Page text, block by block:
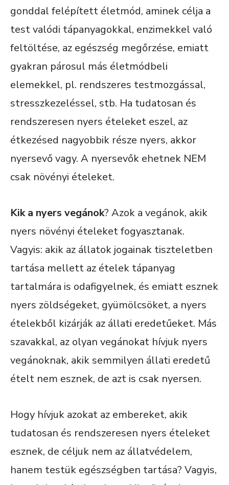
gonddal felépített életmód, aminek célja a
test valódi tápanyagokkal, enzimekkel való
feltöltése, az egészség megőrzése, emiatt
gyakran párosul más életmódbeli
elemekkel, pl. rendszeres testmozgással,
stresszkezeléssel, stb. Ha tudatosan és
rendszeresen nyers ételeket eszel, az
étkezésed nagyobbik része nyers, akkor
nyersevő vagy. A nyersevők ehetnek NEM
csak növényi ételeket.
Kik a nyers vegánok? Azok a vegánok, akik
nyers növényi ételeket fogyasztanak.
Vagyis: akik az állatok jogainak tiszteletben
tartása mellett az ételek tápanyag
tartalmára is odafigyelnek, és emiatt esznek
nyers zöldségeket, gyümölcsöket, a nyers
ételekből kizárják az állati eredetűeket. Más
szavakkal, az olyan vegánokat hívjuk nyers
vegánoknak, akik semmilyen állati eredetű
ételt nem esznek, de azt is csak nyersen.
Hogy hívjuk azokat az embereket, akik
tudatosan és rendszeresen nyers ételeket
esznek, de céljuk nem az állatvédelem,
hanem testük egészségben tartása? Vagyis,